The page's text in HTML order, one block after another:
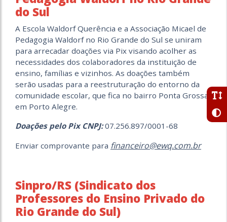
do Sul
A Escola Waldorf Querência e a Associação Micael de
Pedagogia Waldorf no Rio Grande do Sul se uniram
para arrecadar doações via Pix visando acolher as
necessidades dos colaboradores da instituição de
ensino, famílias e vizinhos. As doações também
serão usadas para a reestruturação do entorno da
comunidade escolar, que fica no bairro Ponta Grossa,
em Porto Alegre.
Doações pelo Pix CNPJ:07.256.897/0001-68
Enviar comprovante para financeiro@ewq.com.br
Sinpro/RS (Sindicato dos
Professores do Ensino Privado do
Rio Grande do Sul)